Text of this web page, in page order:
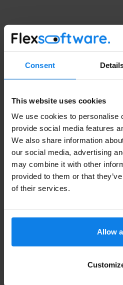
Consent
This website uses cookies
We use cookies to personalise
provide social media features
We also share information
our social media, advertising
may combine it with other
provided to them or that
of their services.
Allow
5. Maak je website
Google
niet gauw op jouw website
ranken in Google is niet
duizenden uitzendbureaus,
geoptimaliseerde website
website moet duidelijk
waarde is van jouw
‘Unique Selling point’? Aan de
Aan de hand van deze
jij in de zoekresultaten
Volledige Naam
Bedrijfsnaam
Email*